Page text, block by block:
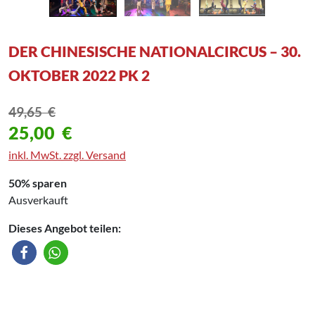
DER CHINESISCHE NATIONALCIRCUS – 30.
OKTOBER 2022 PK 2
49,65€
25,00 €
inkl. MwSt. zzgl. Versand
50% sparen
Ausverkauft
Dieses Angebot teilen: